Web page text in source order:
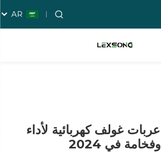
AR
أفضل 5 عربات غولف كهربائية لأداء
وفخامة في 2024